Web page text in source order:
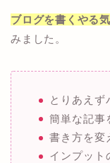
ブログを書くやる
みました。
とりあえず
簡単な記事
書き方を変
インプット